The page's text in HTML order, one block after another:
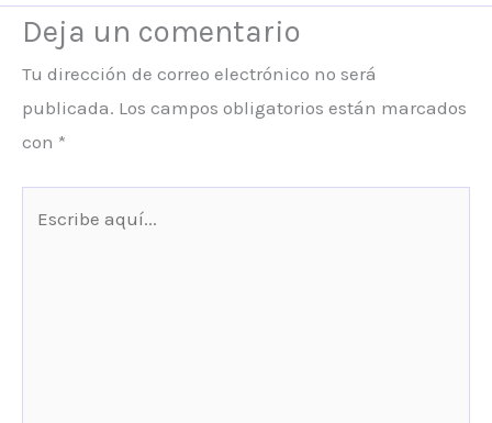
Deja un comentario
Tu dirección de correo electrónico no será
publicada. Los campos obligatorios están marcados
con *